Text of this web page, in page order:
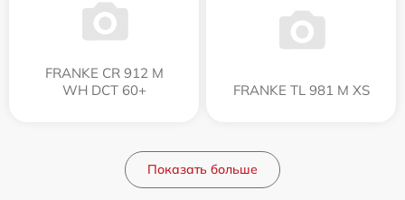
FRANKE CR 912 M
WH DCT 60+
FRANKE TL 981 M XS
Показать больше